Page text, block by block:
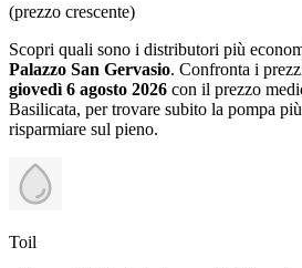
(prezzo crescente)
Scopri quali sono i distributori più
Palazzo San Gervasio. Confronta i
giovedì 6 agosto 2026 con il prezzo
Basilicata, per trovare subito la pompa
risparmiare sul pieno.
Toil